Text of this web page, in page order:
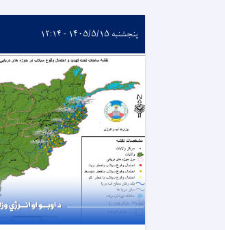
پنجشنبه ۱۴۰۵/۵/۱۵ - ۱۲:۱۴